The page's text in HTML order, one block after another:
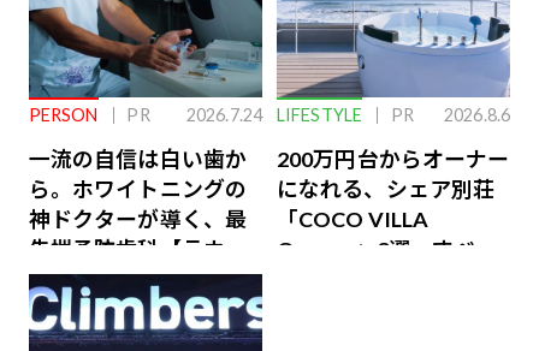
PERSON PR 2026.7.24
一流の自信は白い歯か
ら。ホワイトニングの
神ドクターが導く、最
先端予防歯科【ラウン
ジ会員特典あり】
LIFESTYLE PR 2026.8.6
200万円台からオーナー
になれる、シェア別荘
「COCO VILLA
Owners」3選。すべて